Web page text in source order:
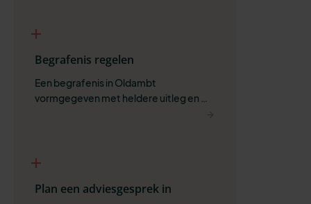
Begrafenis regelen
Een begrafenis in Oldambt
vormgegeven met heldere uitleg en
Plan een adviesgesprek in